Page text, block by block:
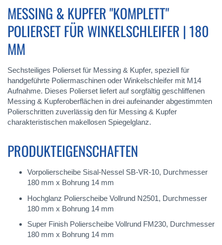
MESSING & KUPFER "KOMPLETT"
POLIERSET FÜR WINKELSCHLEIFER | 180
MM
Sechsteiliges Polierset für Messing & Kupfer, speziell für
handgeführte Poliermaschinen oder Winkelschleifer mit M14
Aufnahme. Dieses Polierset liefert auf sorgfältig geschliffenen
Messing & Kupferoberflächen in drei aufeinander abgestimmten
Polierschritten zuverlässig den für Messing & Kupfer
charakteristischen makellosen Spiegelglanz.
PRODUKTEIGENSCHAFTEN
Vorpolierscheibe Sisal-Nessel SB-VR-10, Durchmesser
180 mm x Bohrung 14 mm
Hochglanz Polierscheibe Vollrund N2501, Durchmesser
180 mm x Bohrung 14 mm
Super Finish Polierscheibe Vollrund FM230, Durchmesser
180 mm x Bohrung 14 mm